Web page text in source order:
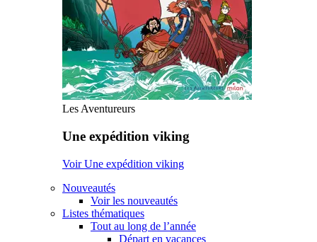
Les Aventureurs
Une expédition viking
Voir Une expédition viking
Nouveautés
Voir les nouveautés
Listes thématiques
Tout au long de l’année
Départ en vacances